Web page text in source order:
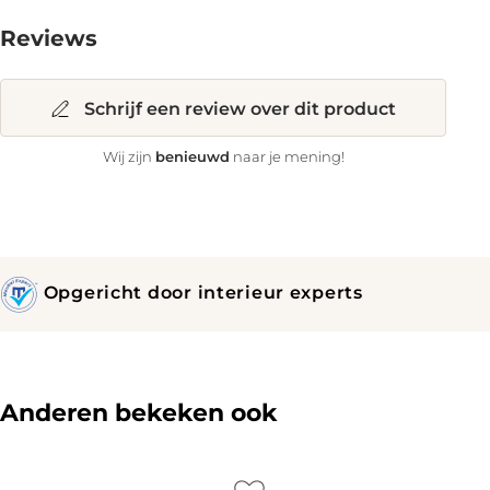
Reviews
Schrijf een review over dit product
Wij zijn benieuwd naar je mening!
Opgericht door interieur experts
Anderen bekeken ook